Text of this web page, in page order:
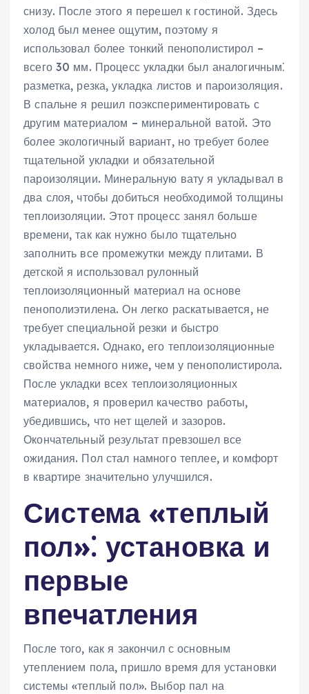
снизу. После этого я перешел к гостиной. Здесь
холод был менее ощутим, поэтому я
использовал более тонкий пенополистирол –
всего 30 мм. Процесс укладки был аналогичным⁚
разметка, резка, укладка листов и пароизоляция.
В спальне я решил поэкспериментировать с
другим материалом – минеральной ватой. Это
более экологичный вариант, но требует более
тщательной укладки и обязательной
пароизоляции. Минеральную вату я укладывал в
два слоя, чтобы добиться необходимой толщины
теплоизоляции. Этот процесс занял больше
времени, так как нужно было тщательно
заполнить все промежутки между плитами. В
детской я использовал рулонный
теплоизоляционный материал на основе
пенополиэтилена. Он легко раскатывается, не
требует специальной резки и быстро
укладывается. Однако, его теплоизоляционные
свойства немного ниже, чем у пенополистирола.
После укладки всех теплоизоляционных
материалов, я проверил качество работы,
убедившись, что нет щелей и зазоров.
Окончательный результат превзошел все
ожидания. Пол стал намного теплее, и комфорт
в квартире значительно улучшился.
Система «теплый
пол»⁚ установка и
первые
впечатления
После того, как я закончил с основным
утеплением пола, пришло время для установки
системы «теплый пол». Выбор пал на